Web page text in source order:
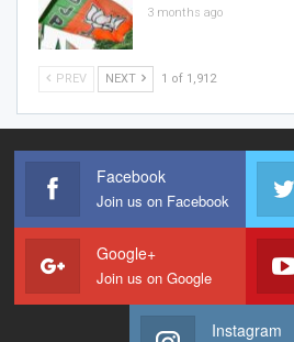
3 months ago
PREV NEXT 1 of 1,912
Facebook
Join us on Facebook
Google+
Join us on Google
Instagram